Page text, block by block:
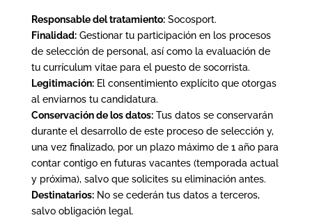
Responsable del tratamiento:Socosport.
Finalidad:Gestionar tu participación en los procesos
de selección de personal, así como la evaluación de
tu currículum vitae para el puesto de socorrista.
Legitimación:El consentimiento explícito que otorgas
al enviarnos tu candidatura.
Conservación de los datos:Tus datos se conservarán
durante el desarrollo de este proceso de selección y,
una vez finalizado, por un plazo máximo de 1 año para
contar contigo en futuras vacantes (temporada actual
y próxima), salvo que solicites su eliminación antes.
Destinatarios:No se cederán tus datos a terceros,
salvo obligación legal.